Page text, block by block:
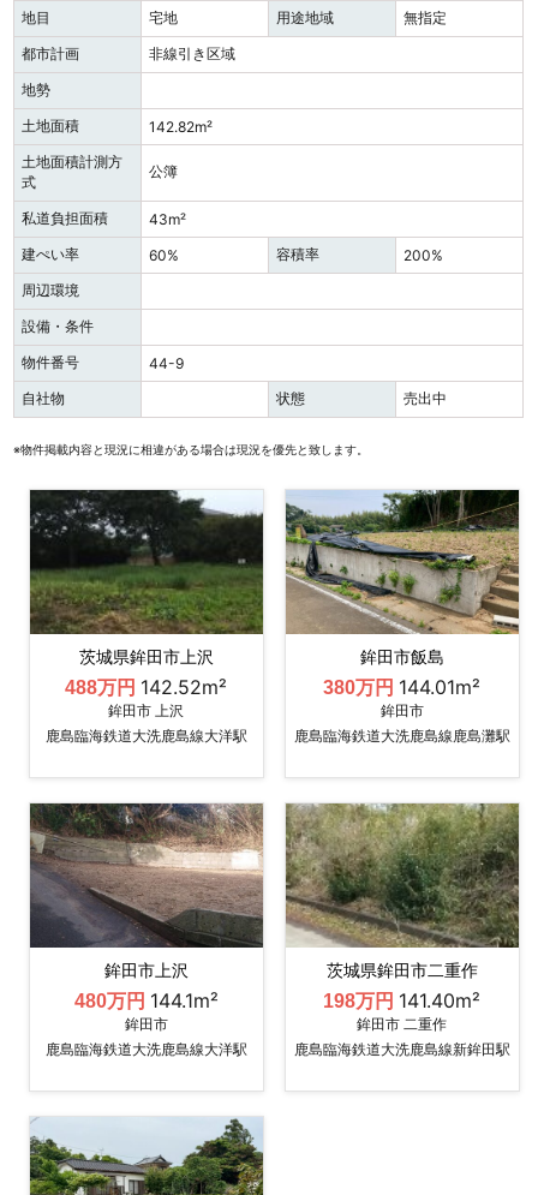
地目
宅地 用途地域
無指定
都市計画
非線引き区域
地勢
土地面積
142.82m²
土地面積計測方
式
公簿
私道負担面積
43m²
建ぺい率
60% 容積率
200%
周辺環境
設備・条件
物件番号
44-9
自社物
状態 売出中
※物件掲載内容と現況に相違がある場合は現況を優先と致します。
茨城県鉾田市上沢
488万円 142.52m²
鉾田市 上沢
鹿島臨海鉄道大洗鹿島線大洋駅
鉾田市飯島
380万円 144.01m²
鉾田市
鹿島臨海鉄道大洗鹿島線鹿島灘駅
鉾田市上沢
480万円 144.1m²
鉾田市
鹿島臨海鉄道大洗鹿島線大洋駅
茨城県鉾田市二重作
198万円 141.40m²
鉾田市 二重作
鹿島臨海鉄道大洗鹿島線新鉾田駅